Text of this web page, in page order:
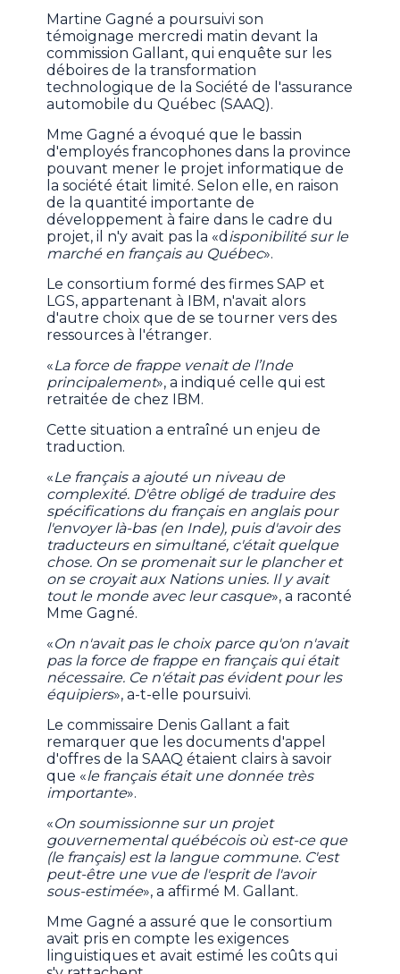
Martine Gagné a poursuivi son
témoignage mercredi matin devant la
commission Gallant, qui enquête sur les
déboires de la transformation
technologique de la Société de l'assurance
automobile du Québec (SAAQ).
Mme Gagné a évoqué que le bassin
d'employés francophones dans la province
pouvant mener le projet informatique de
la société était limité. Selon elle, en raison
de la quantité importante de
développement à faire dans le cadre du
projet, il n'y avait pas la «d isponibilité sur le
marché en français au Québec».
Le consortium formé des firmes SAP et
LGS, appartenant à IBM, n'avait alors
d'autre choix que de se tourner vers des
ressources à l'étranger.
«La force de frappe venait de l’Inde
principalement», a indiqué celle qui est
retraitée de chez IBM.
Cette situation a entraîné un enjeu de
traduction.
«Le français a ajouté un niveau de
complexité. D'être obligé de traduire des
spécifications du français en anglais pour
l'envoyer là-bas (en Inde), puis d'avoir des
traducteurs en simultané, c'était quelque
chose. On se promenait sur le plancher et
on se croyait aux Nations unies. Il y avait
tout le monde avec leur casque», a raconté
Mme Gagné.
«On n'avait pas le choix parce qu'on n'avait
pas la force de frappe en français qui était
nécessaire. Ce n'était pas évident pour les
équipiers», a-t-elle poursuivi.
Le commissaire Denis Gallant a fait
remarquer que les documents d'appel
d'offres de la SAAQ étaient clairs à savoir
que «le français était une donnée très
importante».
«On soumissionne sur un projet
gouvernemental québécois où est-ce que
(le français) est la langue commune. C'est
peut-être une vue de l'esprit de l'avoir
sous-estimée», a affirmé M. Gallant.
Mme Gagné a assuré que le consortium
avait pris en compte les exigences
linguistiques et avait estimé les coûts qui